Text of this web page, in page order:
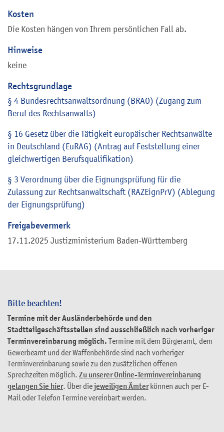
Bitte beachten!
Termine mit der Ausländerbehörde und den
Stadtteilgeschäftsstellen sind ausschließlich nach vorheriger
Terminvereinbarung möglich. Termine mit dem Bürgeramt, dem
Gewerbeamt und der Waffenbehörde sind nach vorheriger
Terminvereinbarung sowie zu den zusätzlichen offenen
Sprechzeiten möglich. Zu unserer Online-Terminvereinbarung
gelangen Sie hier. Über diejeweiligen Ämterkönnen auch per E-
Mail oder Telefon Termine vereinbart werden.
Kosten
Die Kosten hängen von Ihrem persönlichen Fall ab.
Hinweise
keine
Rechtsgrundlage
§ 4 Bundesrechtsanwaltsordnung (BRAO) (Zugang zum
Beruf des Rechtsanwalts)
§ 16 Gesetz über die Tätigkeit europäischer Rechtsanwälte
in Deutschland (EuRAG) (Antrag auf Feststellung einer
gleichwertigen Berufsqualifikation)
§ 3 Verordnung über die Eignungsprüfung für die
Zulassung zur Rechtsanwaltschaft (RAZEignPrV) (Ablegung
der Eignungsprüfung)
Freigabevermerk
17.11.2025 Justizministerium Baden-Württemberg